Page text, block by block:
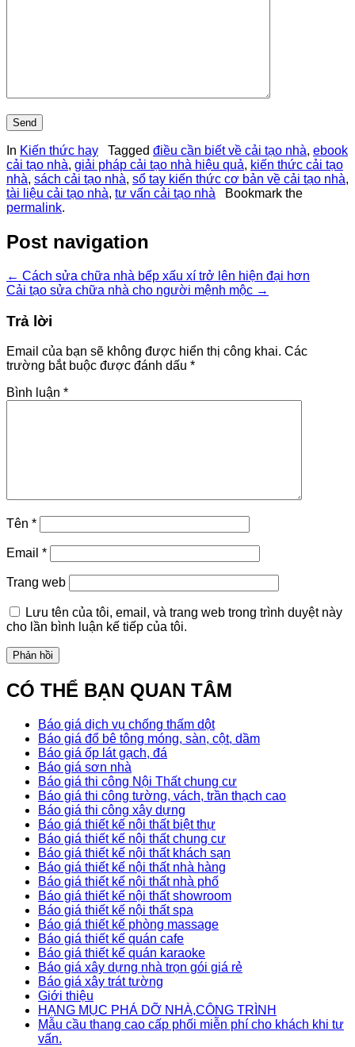
In Kiến thức hay Tagged điều cần biết về cải tạo nhà, ebook
cải tạo nhà, giải pháp cải tạo nhà hiệu quả, kiến thức cải tạo
nhà, sách cải tạo nhà, sổ tay kiến thức cơ bản về cải tạo nhà,
tài liệu cải tạo nhà, tư vấn cải tạo nhà Bookmark the
permalink.
Post navigation
← Cách sửa chữa nhà bếp xấu xí trở lên hiện đại hơn
Cải tạo sửa chữa nhà cho người mệnh mộc →
Trả lời
Email của bạn sẽ không được hiển thị công khai. Các
trường bắt buộc được đánh dấu *
Bình luận *
Tên *
Email *
Trang web
Lưu tên của tôi, email, và trang web trong trình duyệt này
cho lần bình luận kế tiếp của tôi.
CÓ THỂ BẠN QUAN TÂM
Báo giá dịch vụ chống thấm dột
Báo giá đổ bê tông móng, sàn, cột, dầm
Báo giá ốp lát gạch, đá
Báo giá sơn nhà
Báo giá thi công Nội Thất chung cư
Báo giá thi công tường, vách, trần thạch cao
Báo giá thi công xây dựng
Báo giá thiết kế nội thất biệt thự
Báo giá thiết kế nội thất chung cư
Báo giá thiết kế nội thất khách sạn
Báo giá thiết kế nội thất nhà hàng
Báo giá thiết kế nội thất nhà phố
Báo giá thiết kế nội thất showroom
Báo giá thiết kế nội thất spa
Báo giá thiết kế phòng massage
Báo giá thiết kế quán cafe
Báo giá thiết kế quán karaoke
Báo giá xây dựng nhà trọn gói giá rẻ
Báo giá xây trát tường
Giới thiệu
HẠNG MỤC PHÁ DỠ NHÀ,CÔNG TRÌNH
Mẫu cầu thang cao cấp phối miễn phí cho khách khi tư
vấn.